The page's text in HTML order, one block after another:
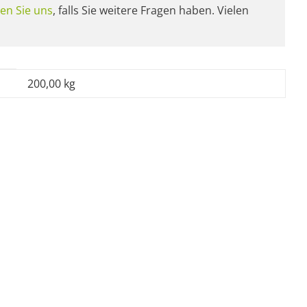
Sie uns, falls Sie weitere Fragen haben. Vielen
200,00 kg